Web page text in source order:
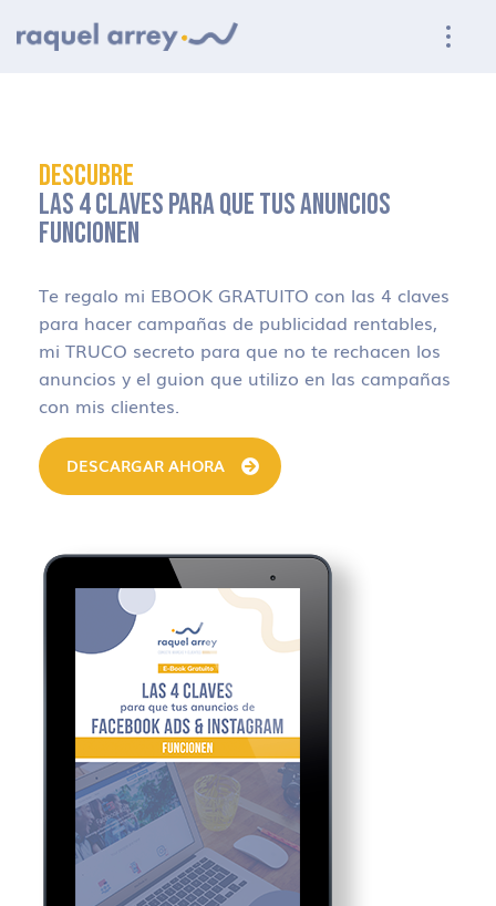
DESCUBRE
LAS 4 CLAVES PARA QUE TUS ANUNCIOS
FUNCIONEN
Te regalo mi EBOOK GRATUITO con las 4 claves
para hacer campañas de publicidad rentables,
mi TRUCO secreto para que no te rechacen los
anuncios y el guion que utilizo en las campañas
con mis clientes.
DESCARGAR AHORA